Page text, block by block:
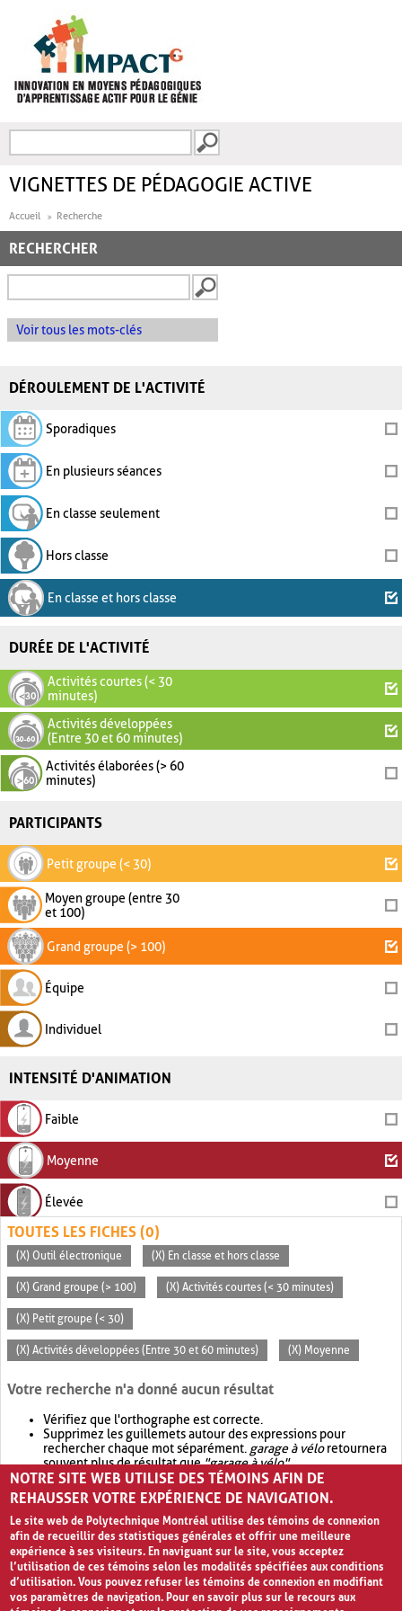
FORMULAIRE DE
VIGNETTES DE PÉDAGOGIE ACTIVE
Accueil Recherche
RECHERCHER
Voir tous les mots-clés
DÉROULEMENT DE L'ACTIVITÉ
Sporadiques
En plusieurs séances
En classe seulement
Hors classe
En classe et hors classe
DURÉE DE L'ACTIVITÉ
Activités courtes (< 30
minutes)
Activités développées
(Entre 30 et 60 minutes)
Activités élaborées (> 60
minutes)
PARTICIPANTS
Petit groupe (< 30)
Moyen groupe (entre 30
et 100)
Grand groupe (> 100)
Équipe
Individuel
INTENSITÉ D'ANIMATION
Faible
Moyenne
Élevée
TOUTES LES FICHES (0)
(X) Outil électronique (X) En classe et hors classe
(X) Grand groupe (> 100) (X) Activités courtes (< 30 minutes)
(X) Petit groupe (< 30)
(X) Activités développées (Entre 30 et 60 minutes) (X) Moyenne
Votre recherche n'a donné aucun résultat
Vérifiez que l'orthographe est correcte.
Supprimez les guillemets autour des expressions pour
rechercher chaque mot séparément. garage à véloretournera
souvent plus de résultat que"garage à vélo".
Envisagez d'élargir votre recherche avec OR.garage OR vélo
retournera souvent plus de résultat quegarage à vélo
NOTRE SITE WEB UTILISE DES TÉMOINS AFIN DE
REHAUSSER VOTRE EXPÉRIENCE DE NAVIGATION.
Le site web de Polytechnique Montréal utilise des témoins de connexion
afin de recueillir des statistiques générales et offrir une meilleure
expérience à ses visiteurs. En naviguant sur le site, vous acceptez
l’utilisation de ces témoins selon les modalités spécifiées aux conditions
d’utilisation. Vous pouvez refuser les témoins de connexion en modifiant
vos paramètres de navigation. Pour en savoir plus sur le recours aux